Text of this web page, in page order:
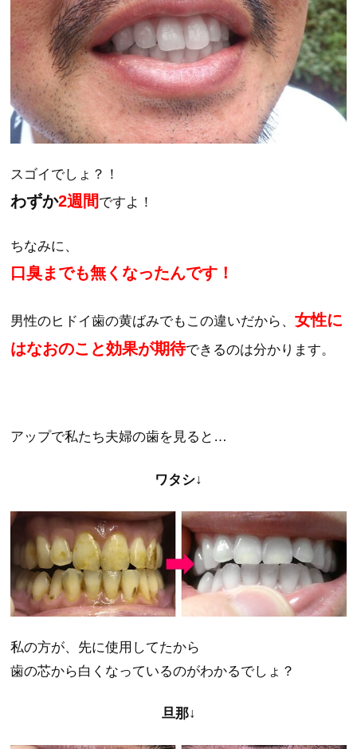
スゴイでしょ？！
わずか2週間 ですよ！
ちなみに、
口臭までも無くなったんです！
男性のヒドイ歯の黄ばみでもこの違いだから、女性に
はなおのこと効果が期待できるのは分かります。
アップで私たち夫婦の歯を見ると…
ワタシ↓
私の方が、先に使用してたから
歯の芯から白くなっているのがわかるでしょ？
旦那↓